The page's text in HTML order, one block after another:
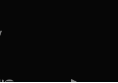
pro celou domácnost.
CH7465VF